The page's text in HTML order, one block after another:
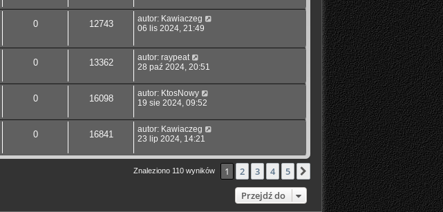
0 12743 autor: Kawiaczeg
06 lis 2024, 21:49
0 13362 autor: raypeat
28 paź 2024, 20:51
0 16098 autor: KtosNowy
19 sie 2024, 09:52
0 16841 autor: Kawiaczeg
23 lip 2024, 14:21
Znaleziono 110 wyników 1 2 3 4 5 Następna
Przejdź do